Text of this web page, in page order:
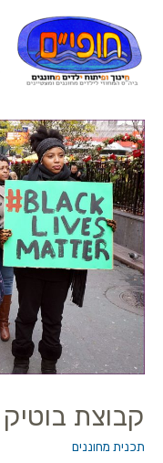
קבוצת
תכנית מחוננים